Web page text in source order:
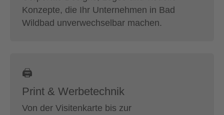
Konzepte, die Ihr Unternehmen in Bad
Wildbad unverwechselbar machen.
🖨
Print & Werbetechnik
Von der Visitenkarte bis zur